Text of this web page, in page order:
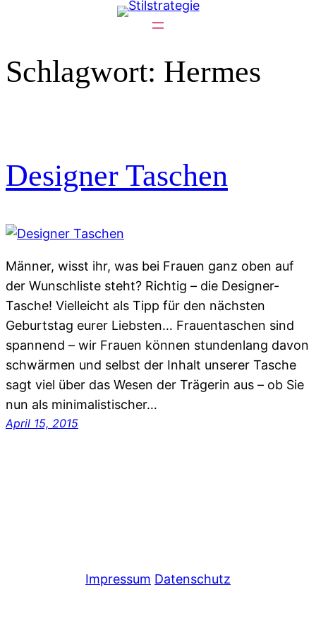
Schlagwort: Hermes
Designer Taschen
Männer, wisst ihr, was bei Frauen ganz oben auf
der Wunschliste steht? Richtig – die Designer-
Tasche! Vielleicht als Tipp für den nächsten
Geburtstag eurer Liebsten… Frauentaschen sind
spannend – wir Frauen können stundenlang davon
schwärmen und selbst der Inhalt unserer Tasche
sagt viel über das Wesen der Trägerin aus – ob Sie
nun als minimalistischer…
April 15, 2015
Impressum Datenschutz